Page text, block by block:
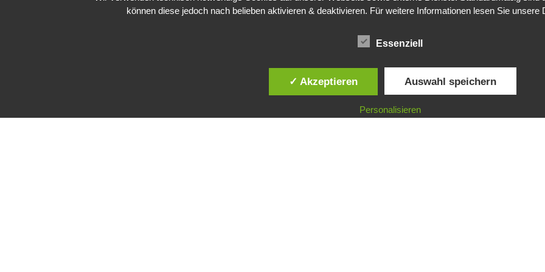
können diese jedoch nach belieben aktivieren & deaktivieren. Für weitere Informationen lesen Sie unsere
Essenziell
✓ Akzeptieren Auswahl speichern
Personalisieren